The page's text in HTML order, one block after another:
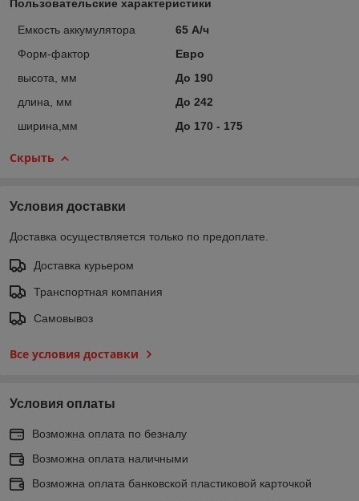
Пользовательские характеристики
Емкость аккумулятора
65 А/ч
Форм-фактор
Евро
высота, мм
До 190
длина, мм
До 242
ширина,мм
До 170 - 175
Скрыть
Условия доставки
Доставка осуществляется только по предоплате.
Доставка курьером
Транспортная компания
Самовывоз
Все условия доставки
Условия оплаты
Возможна оплата по безналу
Возможна оплата наличными
Возможна оплата банковской пластиковой карточкой